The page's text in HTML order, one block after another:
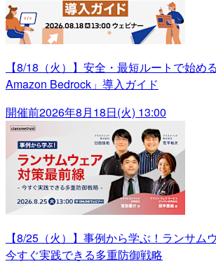
【8/18（火）】安全・最短ルートで始め
Amazon Bedrock」導入ガイド
開催前2026年8月18日(火) 13:00
【8/25（火）】事例から学ぶ！ランサム
今すぐ実践できる多重防御戦略